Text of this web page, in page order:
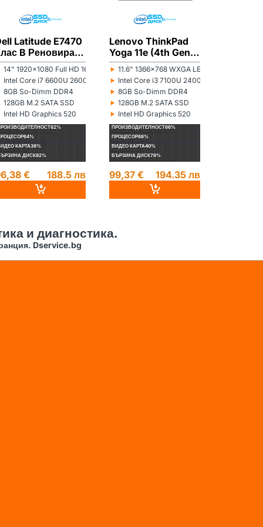
1100MHz 4MB
Latitude E7470
B Реновиран
14" 1920x1080 Full HD 16:9
Intel Core i7 6600U 2600MHz 4MB
памет:
8GB So-Dimm DDR4
диск:
128GB M.2 SATA SSD
Intel HD Graphics 520
62%
64%
КАРТА38%
ДИСК82%
€ 188.5 лв
Lenovo ThinkPad
Yoga 11e (4th Gen)
Клас А- Реновиран
лаптоп
‣
Монитор:
11.6" 1366x768 WXGA LED 16:9
‣
Процесор:
Intel Core i3 7100U 2400MHz 3MB
‣
Рам памет:
8GB So-Dimm DDR4
‣
Хард диск:
128GB M.2 SATA SSD
‣
Видеокарта:
Intel HD Graphics 520
ПРОИЗВОДИТЕЛНОСТ66%
ПРОЦЕСОР68%
ВИДЕО КАРТА40%
БЪРЗИНА ДИСК78%
99,37 € 194.35 лв
и диагностика.
Dservice.bg